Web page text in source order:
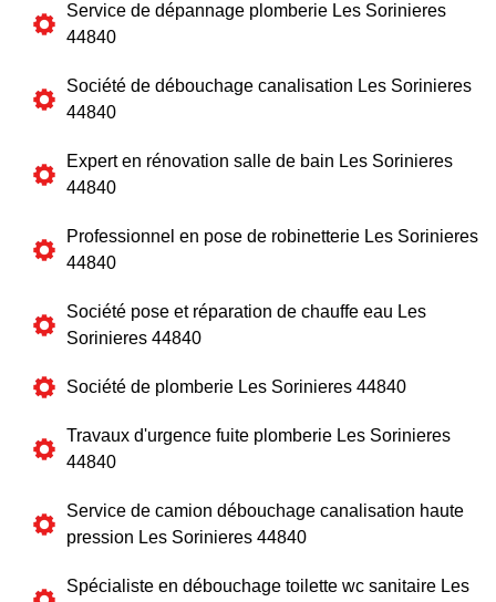
Service de dépannage plomberie Les Sorinieres
44840
Société de débouchage canalisation Les Sorinieres
44840
Expert en rénovation salle de bain Les Sorinieres
44840
Professionnel en pose de robinetterie Les Sorinieres
44840
Société pose et réparation de chauffe eau Les
Sorinieres 44840
Société de plomberie Les Sorinieres 44840
Travaux d'urgence fuite plomberie Les Sorinieres
44840
Service de camion débouchage canalisation haute
pression Les Sorinieres 44840
Spécialiste en débouchage toilette wc sanitaire Les